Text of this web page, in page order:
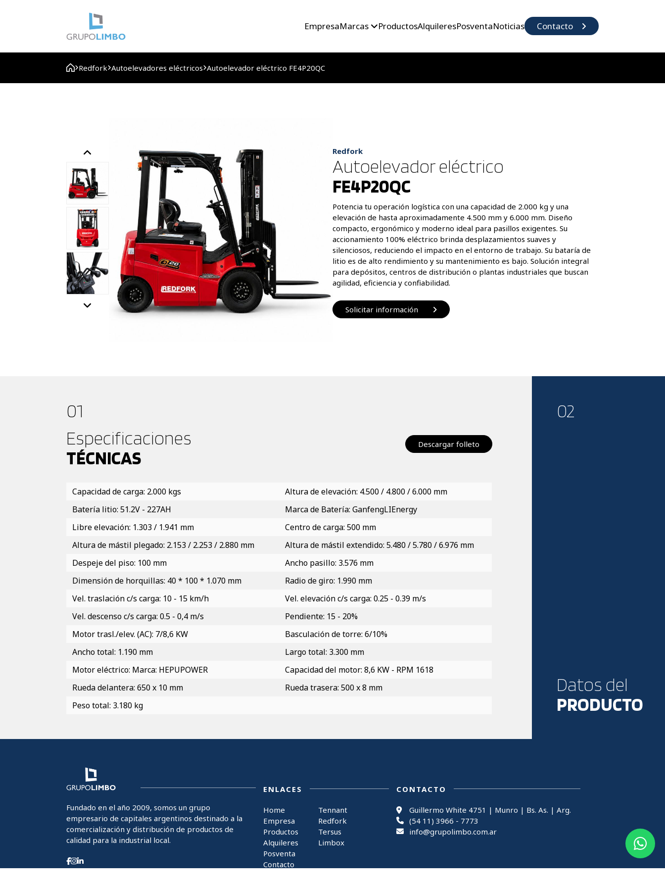
EmpresaMarcas ProductosAlquileresPosventaNoticias Contacto
Redfork Autoelevadores eléctricos Autoelevador eléctrico FE4P20QC
Redfork
Autoelevador eléctrico
FE4P20QC
Potencia tu operación logística con una capacidad de 2.000 kg y una
elevación de hasta aproximadamente 4.500 mm y 6.000 mm. Diseño
compacto, ergonómico y moderno ideal para pasillos exigentes. Su
accionamiento 100% eléctrico brinda desplazamientos suaves y
silenciosos, reduciendo el impacto en el entorno de trabajo. Su bataría de
litio es de alto rendimiento y su mantenimiento es bajo. Solución integral
para depósitos, centros de distribución o plantas industriales que buscan
agilidad, eficiencia y confiabilidad.
Solicitar información
01
Especificaciones
TÉCNICAS
Descargar folleto
Capacidad de carga: 2.000 kgs
Altura de elevación: 4.500 / 4.800 / 6.000 mm
Batería litio: 51.2V - 227AH
Marca de Batería: GanfengLIEnergy
Libre elevación: 1.303 / 1.941 mm
Centro de carga: 500 mm
Altura de mástil plegado: 2.153 / 2.253 / 2.880 mm
Altura de mástil extendido: 5.480 / 5.780 / 6.976 mm
Despeje del piso: 100 mm
Ancho pasillo: 3.576 mm
Dimensión de horquillas: 40 * 100 * 1.070 mm
Radio de giro: 1.990 mm
Vel. traslación c/s carga: 10 - 15 km/h
Vel. elevación c/s carga: 0.25 - 0.39 m/s
Vel. descenso c/s carga: 0.5 - 0,4 m/s
Pendiente: 15 - 20%
Motor trasl./elev. (AC): 7/8,6 KW
Basculación de torre: 6/10%
Ancho total: 1.190 mm
Largo total: 3.300 mm
Motor eléctrico: Marca: HEPUPOWER
Capacidad del motor: 8,6 KW - RPM 1618
Rueda delantera: 650 x 10 mm
Rueda trasera: 500 x 8 mm
Peso total: 3.180 kg
02
Datos del
PRODUCTO
Fundado en el año 2009, somos un grupo
empresario de capitales argentinos destinado a la
comercialización y distribución de productos de
calidad para la industrial local.
ENLACES
Home
Empresa
Productos
Alquileres
Posventa
Contacto
Tennant
Redfork
Tersus
Limbox
CONTACTO
Guillermo White 4751 | Munro | Bs. As. | Arg.
(54 11) 3966 - 7773
info@grupolimbo.com.ar